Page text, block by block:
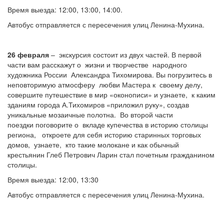
Время выезда: 12:00, 13:00, 14:00.
Автобус отправляется с пересечения улиц Ленина-Мухина.
26 февраля – экскурсия состоит из двух частей. В первой
части вам расскажут о жизни и творчестве народного
художника России Александра Тихомирова. Вы погрузитесь в
неповторимую атмосферу любви Мастера к своему делу,
совершите путешествие в мир «оконописи» и узнаете, к каким
зданиям города А.Тихомиров «приложил руку», создав
уникальные мозаичные полотна. Во второй части
поездки поговорите о вкладе купечества в историю столицы
региона, откроете для себя историю старинных торговых
домов, узнаете, кто такие молокане и как обычный
крестьянин Глеб Петрович Ларин стал почетным гражданином
столицы.
Время выезда: 12:00, 13:30
Автобус отправляется с пересечения улиц Ленина-Мухина.